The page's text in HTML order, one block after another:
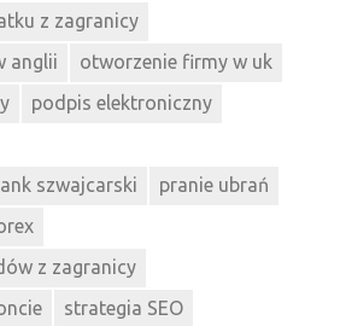
z zagranicy
anglii
otworzenie firmy w uk
podpis elektroniczny
szwajcarski
pranie ubrań
z zagranicy
strategia SEO